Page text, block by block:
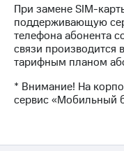
SIM-
карту
Оформить
eSIM
SIM-
карта
при
оплате
с карты
МТС
Деньги
Выберите
и
тарифом
При замене SIM-
поддерживающую
телефона абонента
связи производится
тарифным планом
* Внимание! На
сервис «Мобильный